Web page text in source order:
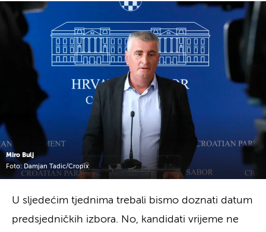
Miro Bulj
Foto: Damjan Tadic/Cropix
U sljedećim tjednima trebali bismo doznati datum
predsjedničkih izbora. No, kandidati vrijeme ne